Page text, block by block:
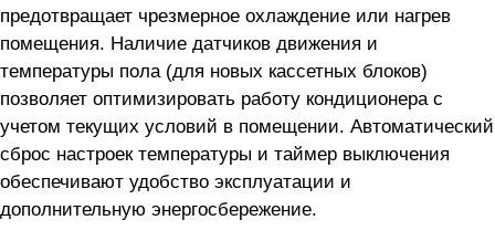
предотвращает чрезмерное охлаждение или нагрев
помещения. Наличие датчиков движения и
температуры пола (для новых кассетных блоков)
позволяет оптимизировать работу кондиционера с
учетом текущих условий в помещении. Автоматический
сброс настроек температуры и таймер выключения
обеспечивают удобство эксплуатации и
дополнительную энергосбережение.